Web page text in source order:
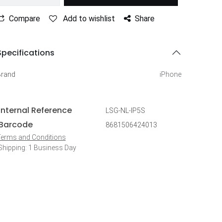
Compare Add to wishlist Share
iPhone
Reference LSG-NL-IP5S
8681506424013
and Conditions
1 Business Day